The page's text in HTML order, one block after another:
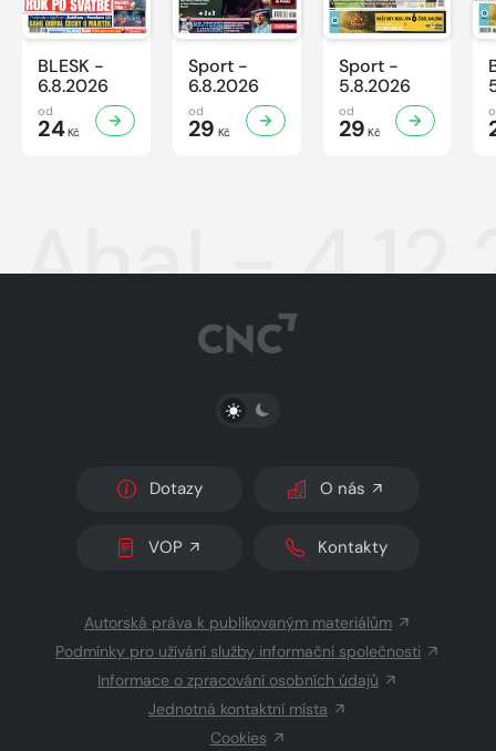
BLESK -
6.8.2026
od
24Kč
Sport -
6.8.2026
od
29 Kč
Sport -
5.8.2026
od
29 Kč
Aha! -
PŘEPNOUT SVĚTLÝ/TMAVÝ REŽIM
Dotazy O nás
VOP Kontakty
Autorská práva k publikovaným materiálům
Podmínky pro užívání služby informační společnosti
Informace o zpracování osobních údajů
Jednotná kontaktní místa
Cookies